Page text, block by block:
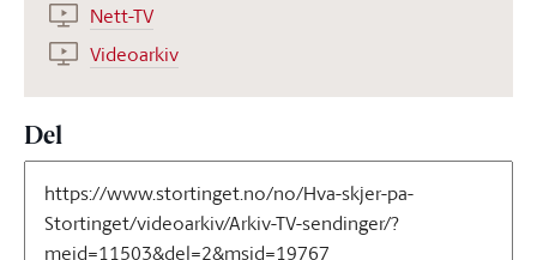
Nett-TV
Videoarkiv
Del